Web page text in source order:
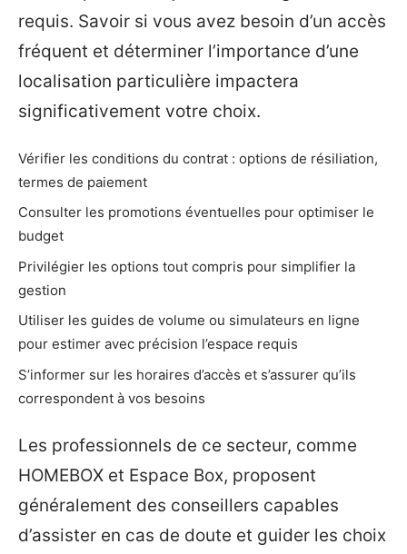
requis. Savoir si vous avez besoin d’un accès
fréquent et déterminer l’importance d’une
localisation particulière impactera
significativement votre choix.
Vérifier les conditions du contrat : options de résiliation,
termes de paiement
Consulter les promotions éventuelles pour optimiser le
budget
Privilégier les options tout compris pour simplifier la
gestion
Utiliser les guides de volume ou simulateurs en ligne
pour estimer avec précision l’espace requis
S’informer sur les horaires d’accès et s’assurer qu’ils
correspondent à vos besoins
Les professionnels de ce secteur, comme
HOMEBOX et Espace Box, proposent
généralement des conseillers capables
d’assister en cas de doute et guider les choix